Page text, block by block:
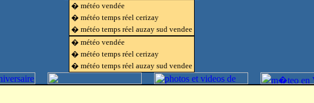
� météo vendée
� météo temps réel cerizay
� météo temps réel auzay sud vendee
� météo vendée
� météo temps réel cerizay
� météo temps réel auzay sud vendee